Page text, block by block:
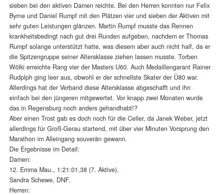
sieben bei den aktiven Damen reichte. Bei den Herren konnten nur Felix
Byrne und Daniel Rumpf mit den Plätzen vier und sieben der Aktiven mit
sehr guten Leistungen glänzen. Martin Rumpf musste das Rennen
krankheitsbedingt nach gut drei Runden aufgeben, nachdem er Thomas
Rumpf solange unterstützt hatte, was diesem aber auch nicht half, da er
die Spitzengruppe seiner Altersklasse ziehen lassen musste. Torben
Wölki erreichte Rang vier der Masters U60. Auch Medaillengarant Rainer
Rudplph ging leer aus, obwohl er der schnellste Skater der Ü80 war.
Allerdings hat der Verband diese Altersklasse abgeschafft und ihn
einfach bei den jüngeren mitgewertet. Vor knapp zwei Monaten wurde
das in Regensburg noch anders gehandhabt!?
Aber einen Trost gab es doch noch für die Celler, da Janek Weber, jetzt
allerdings für Groß-Gerau startend, mit über vier Minuten Vorsprung den
Marathon im Alleingang souverän gewann.
Die Ergebnisse im Detail:
Damen:
12. Emma Mau., 1:21:01,38 (7. Aktive).
Sandra Schewe, DNF.
Herren: